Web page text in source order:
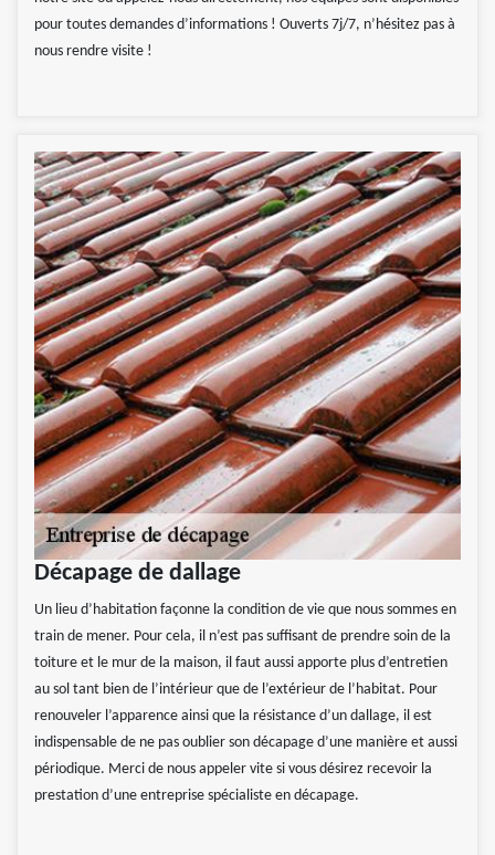
pour toutes demandes d’informations ! Ouverts 7j/7, n’hésitez pas à
nous rendre visite !
Décapage de dallage
Un lieu d’habitation façonne la condition de vie que nous sommes en
train de mener. Pour cela, il n’est pas suffisant de prendre soin de la
toiture et le mur de la maison, il faut aussi apporte plus d’entretien
au sol tant bien de l’intérieur que de l’extérieur de l’habitat. Pour
renouveler l’apparence ainsi que la résistance d’un dallage, il est
indispensable de ne pas oublier son décapage d’une manière et aussi
périodique. Merci de nous appeler vite si vous désirez recevoir la
prestation d’une entreprise spécialiste en décapage.